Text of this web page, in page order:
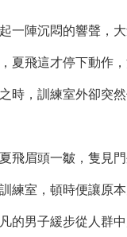
一陣沉悶的響聲，
夏飛這才停下動作
時，訓練室外卻突
飛眉頭一皺，隻見
練室，頓時便讓原
的男子緩步從人群中